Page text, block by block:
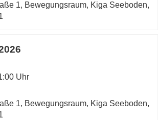
1, Bewegungsraum, Kiga Seeboden,
Uhr
1, Bewegungsraum, Kiga Seeboden,